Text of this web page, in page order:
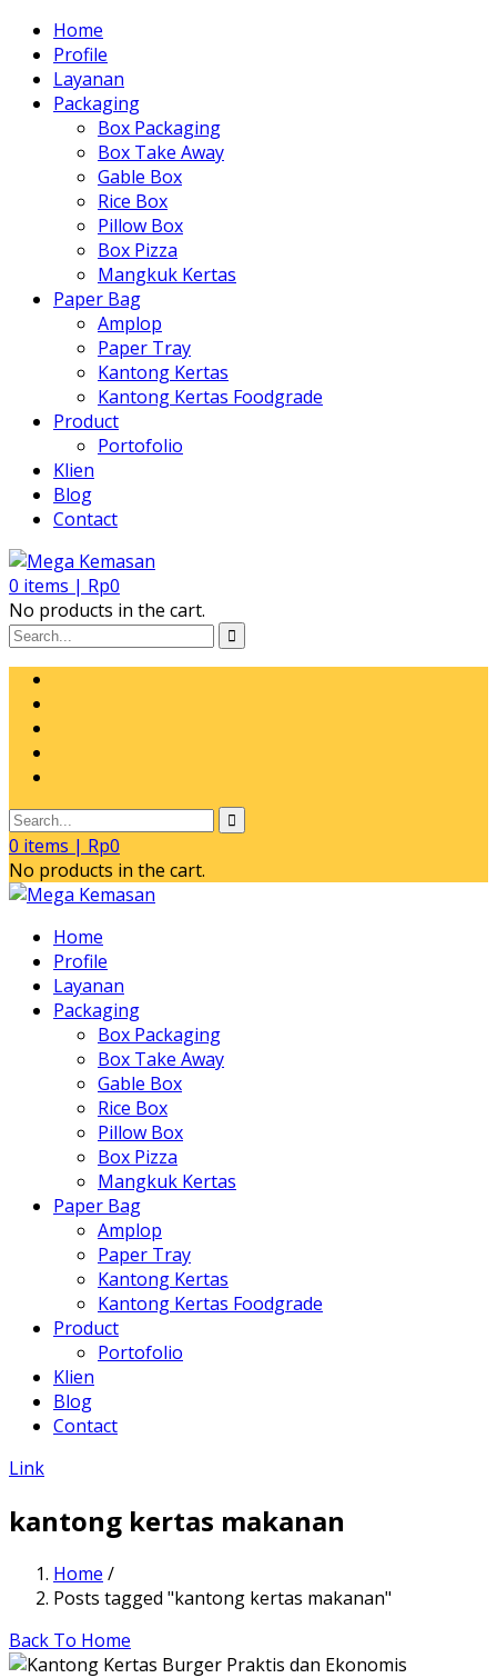
Home
Profile
Layanan
Packaging
Box Packaging
Box Take Away
Gable Box
Rice Box
Pillow Box
Box Pizza
Mangkuk Kertas
Paper Bag
Amplop
Paper Tray
Kantong Kertas
Kantong Kertas Foodgrade
Product
Portofolio
Klien
Blog
Contact
0 items | Rp0
No products in the cart.
0 items | Rp0
No products in the cart.
Home
Profile
Layanan
Packaging
Box Packaging
Box Take Away
Gable Box
Rice Box
Pillow Box
Box Pizza
Mangkuk Kertas
Paper Bag
Amplop
Paper Tray
Kantong Kertas
Kantong Kertas Foodgrade
Product
Portofolio
Klien
Blog
Contact
Link
kantong kertas makanan
Home /
Posts tagged "kantong kertas makanan"
Back To Home